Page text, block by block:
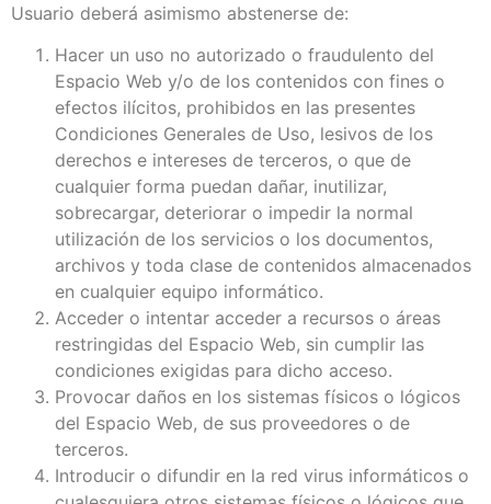
Usuario deberá asimismo abstenerse de:
Hacer un uso no autorizado o fraudulento del
Espacio Web y/o de los contenidos con fines o
efectos ilícitos, prohibidos en las presentes
Condiciones Generales de Uso, lesivos de los
derechos e intereses de terceros, o que de
cualquier forma puedan dañar, inutilizar,
sobrecargar, deteriorar o impedir la normal
utilización de los servicios o los documentos,
archivos y toda clase de contenidos almacenados
en cualquier equipo informático.
Acceder o intentar acceder a recursos o áreas
restringidas del Espacio Web, sin cumplir las
condiciones exigidas para dicho acceso.
Provocar daños en los sistemas físicos o lógicos
del Espacio Web, de sus proveedores o de
terceros.
Introducir o difundir en la red virus informáticos o